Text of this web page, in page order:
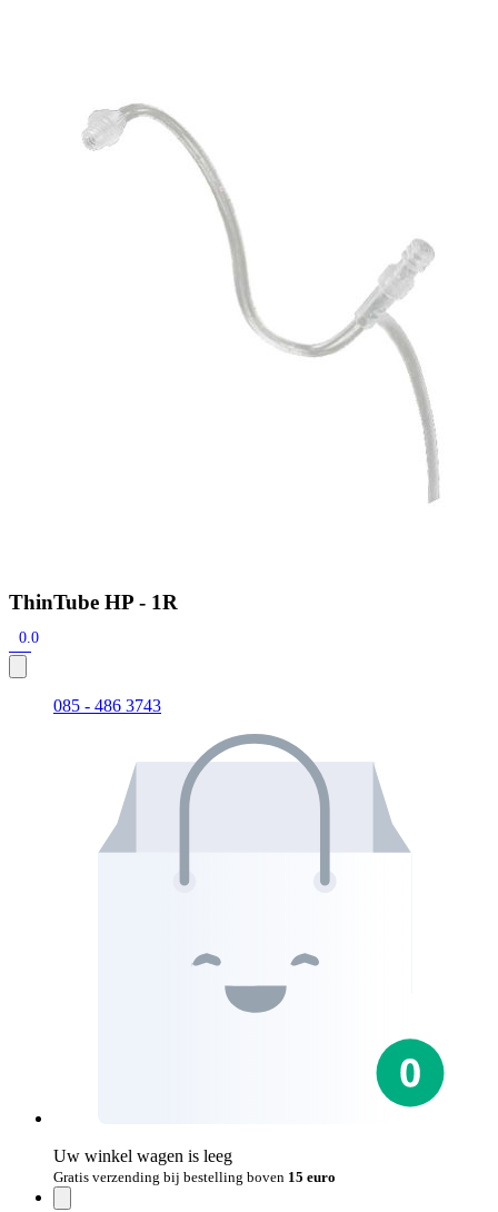
Signia hoortoestellenSignia Pure BCT IX
Audio Service R LI 7
Hoortoestelbatterijen
Widex filters
Signia Active Mini IX - Oplaadbaar
De Signia Active Mini IX is het nieuwste hoortoestel van Signia.
ThinTube HP - 1R
0.0
085 - 486 3743
Uw winkel wagen is leeg
Gratis verzending bij bestelling boven 15 euro